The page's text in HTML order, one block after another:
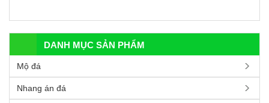
DANH MỤC SẢN PHẨM
Mộ đá
Nhang án đá